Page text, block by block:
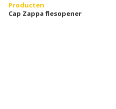
Producten
Cap Zappa flesopener